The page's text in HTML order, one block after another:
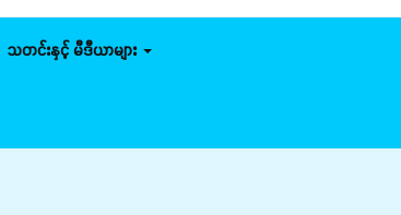
သတင်းနှင့် မီဒီယာများ